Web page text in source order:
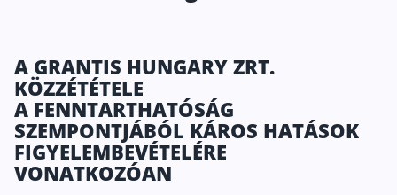
Önkéntes nyugdíjpénztár
Nyugdíj előtakarékossági számla (NYESZ)
Nyugdíj tanácsadás 🪙
Nyugdíj megtakarítás – Így válassz
Magánnyugdíjpénztár összefoglaló
Nyugdíjkorhatár táblázat és útmutató
A GRANTIS HUNGARY ZRT.
KÖZZÉTÉTELE
A FENNTARTHATÓSÁG
SZEMPONTJÁBÓL KÁROS HATÁSOK
FIGYELEMBEVÉTELÉRE
VONATKOZÓAN